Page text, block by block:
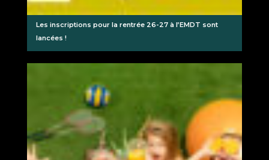
Les inscriptions pour la rentrée 26-27 à l’EMDT sont
lancées !